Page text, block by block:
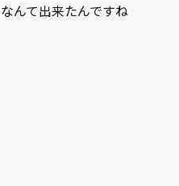
んて出来たんですね